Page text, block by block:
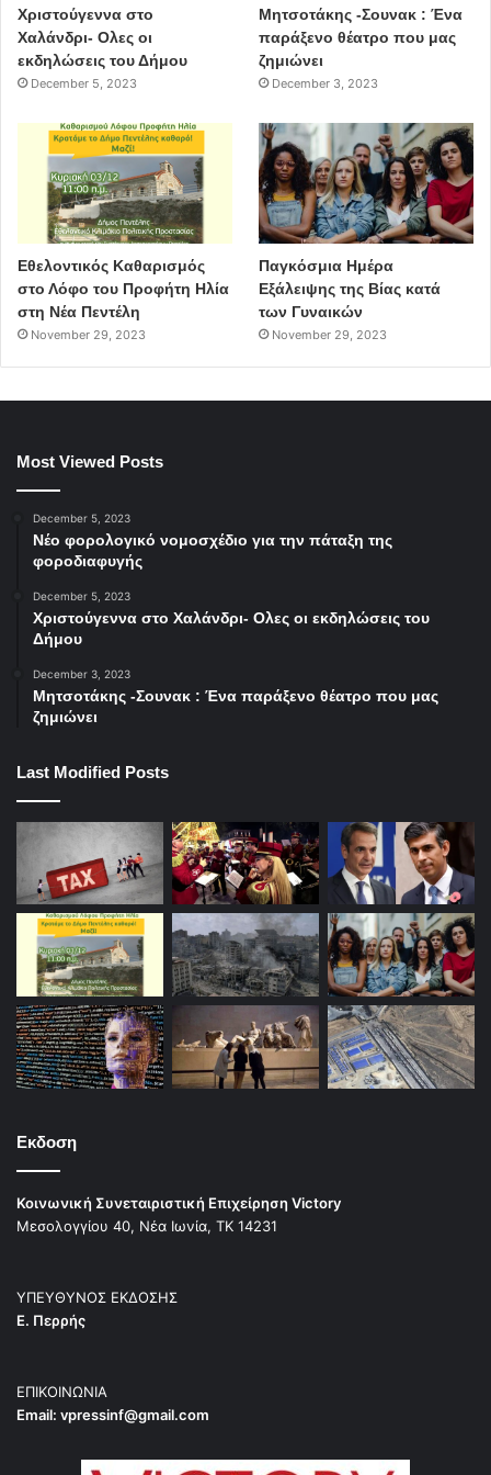
Βριλήσσια
διαχείριση οργανικών απορριμάτων
κομποστοποίηση ενημερωση
συνοικιακός κομποστοποιητής
Χριστούγεννα στο
Χαλάνδρι- Ολες οι
εκδηλώσεις του Δήμου
December 5, 2023
Μητσοτάκης -Σουνακ : Ένα
παράξενο θέατρο που μας
ζημιώνει
December 3, 2023
Εθελοντικός Καθαρισμός
στο Λόφο του Προφήτη Ηλία
στη Νέα Πεντέλη
November 29, 2023
Παγκόσμια Ημέρα
Εξάλειψης της Βίας κατά
των Γυναικών
November 29, 2023
Most Viewed Posts
December 5, 2023
Νέο φορολογικό νομοσχέδιο για την πάταξη της
φοροδιαφυγής
December 5, 2023
Χριστούγεννα στο Χαλάνδρι- Ολες οι εκδηλώσεις του
Δήμου
December 3, 2023
Μητσοτάκης -Σουνακ : Ένα παράξενο θέατρο που μας
ζημιώνει
Last Modified Posts
Εκδοση
Κοινωνική Συνεταιριστική Επιχείρηση Victory
Μεσολογγίου 40, Νέα Ιωνία, ΤΚ 14231
ΥΠΕΥΘΥΝΟΣ ΕΚΔΟΣΗΣ
Ε. Περρής
ΕΠΙΚΟΙΝΩΝΙΑ
Email: vpressinf@gmail.com